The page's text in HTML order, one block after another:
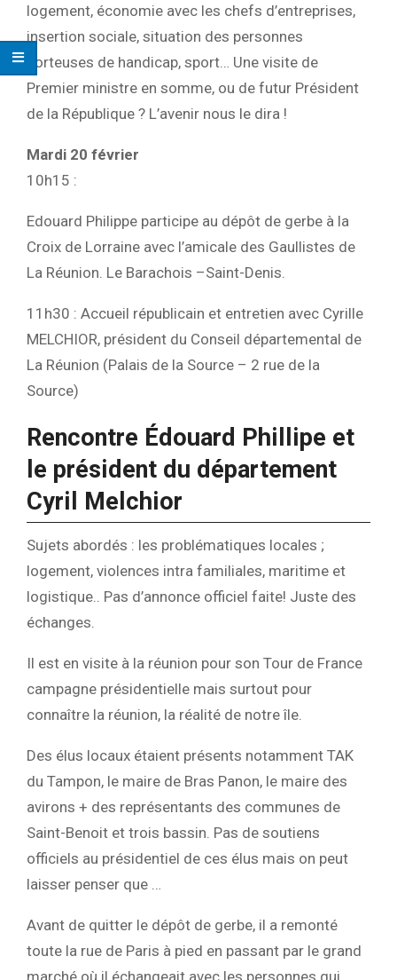
logement, économie avec les chefs d’entreprises,
insertion sociale, situation des personnes
porteuses de handicap, sport… Une visite de
Premier ministre en somme, ou de futur Président
de la République ? L’avenir nous le dira !
Mardi 20 février
10h15 :
Edouard Philippe participe au dépôt de gerbe à la
Croix de Lorraine avec l’amicale des Gaullistes de
La Réunion. Le Barachois –Saint-Denis.
11h30 : Accueil républicain et entretien avec Cyrille
MELCHIOR, président du Conseil départemental de
La Réunion (Palais de la Source – 2 rue de la
Source)
Rencontre Édouard Phillipe et
le président du département
Cyril Melchior
Sujets abordés : les problématiques locales ;
logement, violences intra familiales, maritime et
logistique.. Pas d’annonce officiel faite! Juste des
échanges.
Il est en visite à la réunion pour son Tour de France
campagne présidentielle mais surtout pour
connaître la réunion, la réalité de notre île.
Des élus locaux étaient présents notamment TAK
du Tampon, le maire de Bras Panon, le maire des
avirons + des représentants des communes de
Saint-Benoit et trois bassin. Pas de soutiens
officiels au présidentiel de ces élus mais on peut
laisser penser que …
Avant de quitter le dépôt de gerbe, il a remonté
toute la rue de Paris à pied en passant par le grand